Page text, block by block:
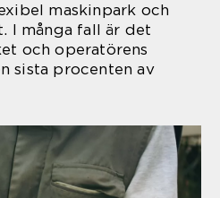
maskinpark och
I många fall är det
och operatörens
sista procenten av